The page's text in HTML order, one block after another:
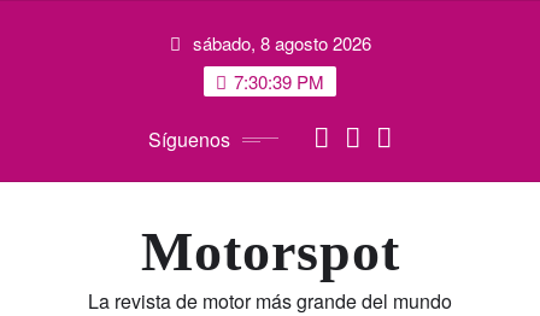
sábado, 8 agosto 2026
7:30:40 PM
Síguenos
Motorspot
La revista de motor más grande del mundo